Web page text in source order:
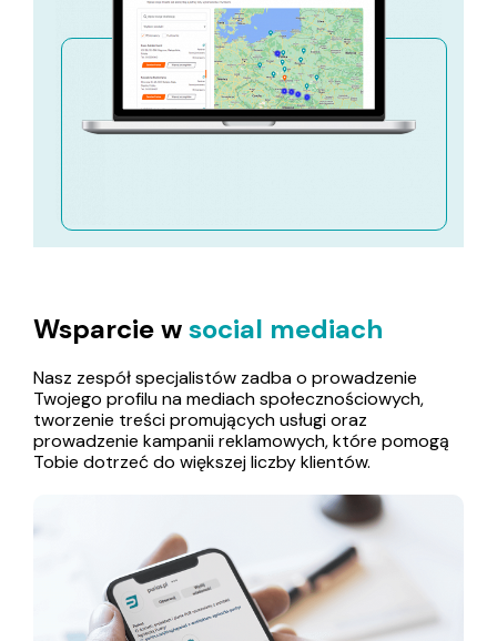
Wsparcie wsocial mediach
Nasz zespółspecjalistów zadba o prowadzenie
Twojego profiluna mediach społecznościowych,
tworzenie treści promujących usługi oraz
prowadzenie kampanii reklamowych, które pomogą
Tobie dotrzeć do większej liczby klientów.